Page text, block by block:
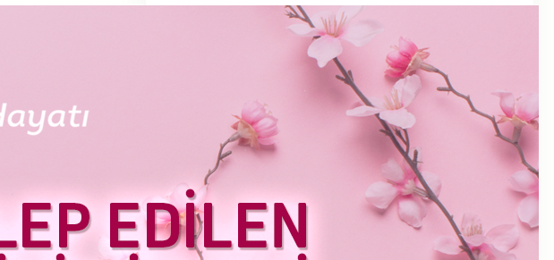
Eylül 2014
Ağustos 2014
Temmuz 2014
Haziran 2014
Mayıs 2014
Nisan 2014